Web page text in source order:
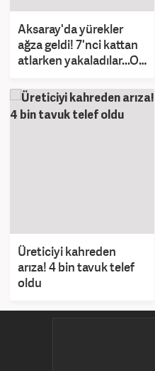
Aksaray'da yürekler
ağza geldi! 7'nci kattan
atlarken yakaladılar...O
Üreticiyi kahreden
arıza! 4 bin tavuk telef
oldu